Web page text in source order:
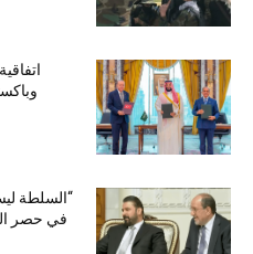
“السلطة
في حصر